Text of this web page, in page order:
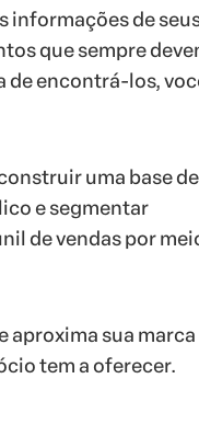
informações de
que sempre
de encontrá-los,
uma base de
e segmentar
de vendas por
aproxima sua marca
tem a oferecer.